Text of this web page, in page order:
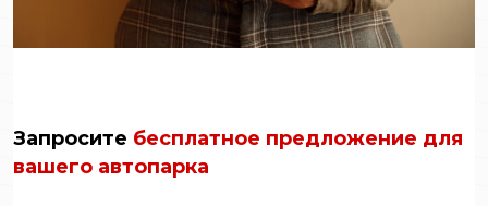
Запросите бесплатное предложение для
вашего автопарка